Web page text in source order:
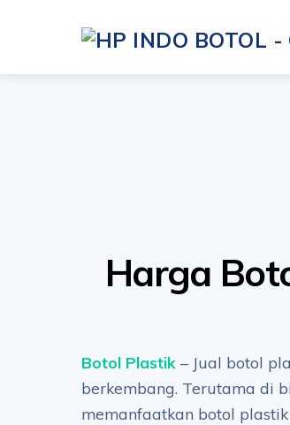
Harga
Botol Plastik – Jual botol
berkembang. Terutama di
memanfaatkan botol